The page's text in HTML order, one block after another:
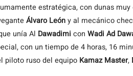
estratégica, con dunas
Álvaro Leóny al mecánico
unía Al Dawadimi con Wadi Ad
con un tiempo de 4 horas, 16
piloto ruso del equipo Kamaz Master,